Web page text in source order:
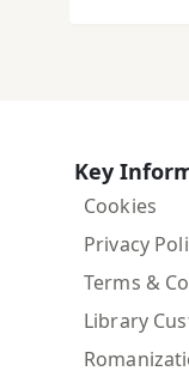
Key
Cookies
Privacy
Terms &
Library